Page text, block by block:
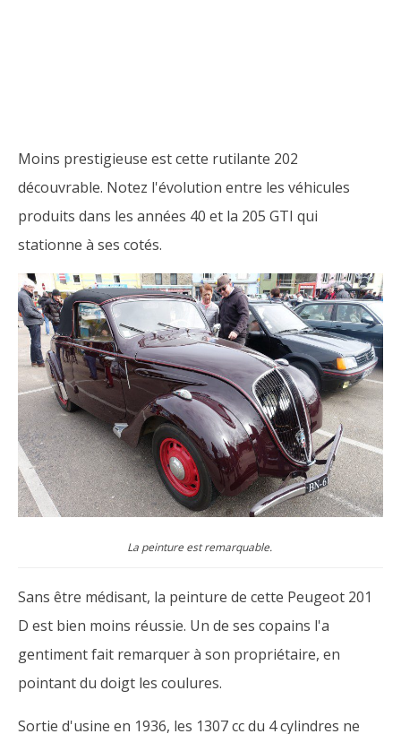
Moins prestigieuse est cette rutilante 202
découvrable. Notez l'évolution entre les véhicules
produits dans les années 40 et la 205 GTI qui
stationne à ses cotés.
La peinture est remarquable.
Sans être médisant, la peinture de cette Peugeot 201
D est bien moins réussie. Un de ses copains l'a
gentiment fait remarquer à son propriétaire, en
pointant du doigt les coulures.
Sortie d'usine en 1936, les 1307 cc du 4 cylindres ne